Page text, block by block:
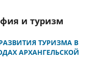
и туризм
ТУРИЗМА В
АРХАНГЕЛЬСКОЙ